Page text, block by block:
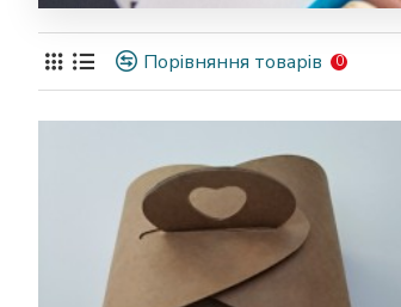
Порівняння товарів 0